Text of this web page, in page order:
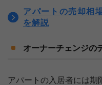
アパートの売却相
を解説
オーナーチェンジの
アパートの入居者には期